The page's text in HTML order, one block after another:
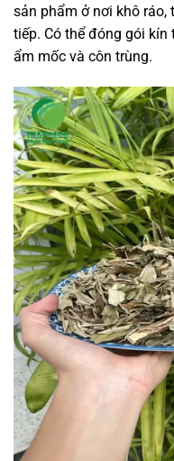
sản phẩm ở nơi khô
tiếp. Có thể đóng gói
ẩm mốc và côn trùng.